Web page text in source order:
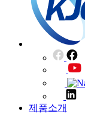
제품소개